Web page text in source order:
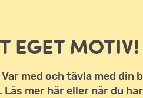
EGET MOTIV!
med och tävla med din
mer här eller när du har